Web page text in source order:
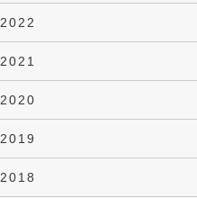
2022
2021
2020
2019
2018